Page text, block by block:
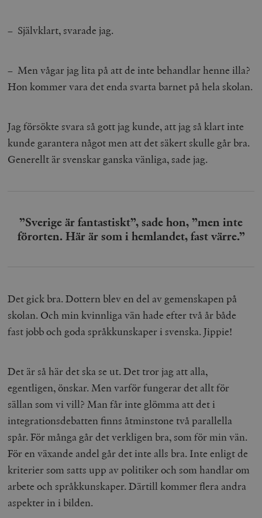
– Självklart, svarade jag.
– Men vågar jag lita på att de inte behandlar henne illa?
Hon kommer vara det enda svarta barnet på hela skolan.
Jag försökte svara så gott jag kunde, att jag så klart inte
kunde garantera något men att det säkert skulle går bra.
Generellt är svenskar ganska vänliga, sade jag.
”Sverige är fantastiskt”, sade hon, ”men inte
förorten. Här är som i hemlandet, fast värre.”
Det gick bra. Dottern blev en del av gemenskapen på
skolan. Och min kvinnliga vän hade efter två år både
fast jobb och goda språkkunskaper i svenska. Jippie!
Det är så här det ska se ut. Det tror jag att alla,
egentligen, önskar. Men varför fungerar det allt för
sällan som vi vill? Man får inte glömma att det i
integrationsdebatten finns åtminstone två parallella
spår. För många går det verkligen bra, som för min vän.
För en växande andel går det inte alls bra. Inte enligt de
kriterier som satts upp av politiker och som handlar om
arbete och språkkunskaper. Därtill kommer flera andra
aspekter in i bilden.